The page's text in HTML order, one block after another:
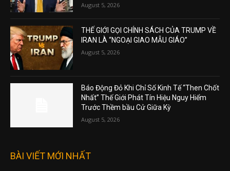
August 5, 2026
THẾ GIỚI GỌI CHÍNH SÁCH CỦA TRUMP VỀ
IRAN LÀ “NGOẠI GIAO MẪU GIÁO”
August 5, 2026
Báo Động Đỏ Khi Chỉ Số Kinh Tế “Then Chốt
Nhất” Thế Giới Phát Tín Hiệu Nguy Hiểm
Trước Thềm bầu Cử Giữa Kỳ
August 5, 2026
BÀI VIẾT MỚI NHẤT